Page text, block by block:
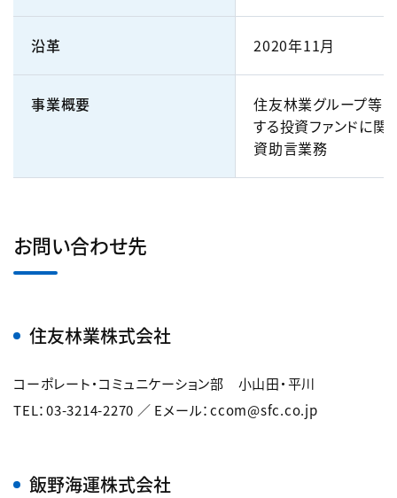
沿革 2020年11月
事業概要
住友林業グループ等
する投資ファンドに関
資助言業務
お問い合わせ先
住友林業株式会社
コーポレート・コミュニケーション部 小山田・平川
TEL：03-3214-2270 ／ Eメール：ccom@sfc.co.jp
飯野海運株式会社